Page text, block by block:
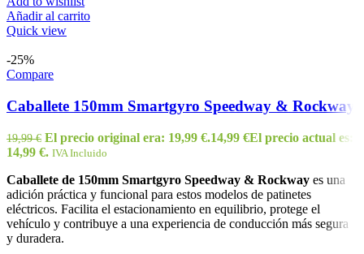
Añadir al carrito
Quick view
-25%
Compare
Caballete 150mm Smartgyro Speedway & Rockway
19,99€ El precio original era: 19,99 €.14,99 €El precio actual es:
14,99 €. IVA Incluido
Caballete de 150mm Smartgyro Speedway & Rockway es una
adición práctica y funcional para estos modelos de patinetes
eléctricos. Facilita el estacionamiento en equilibrio, protege el
vehículo y contribuye a una experiencia de conducción más segura
y duradera.